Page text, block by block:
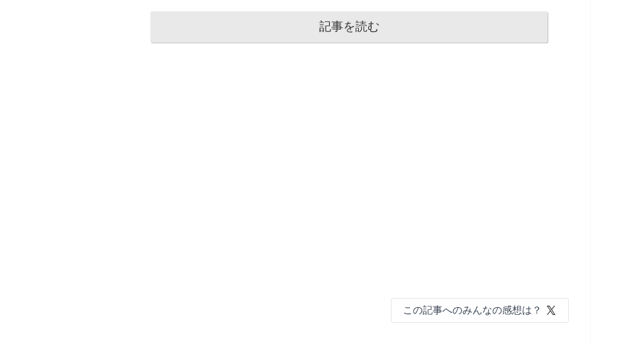
記事を読む
この記事へのみんなの感想は？